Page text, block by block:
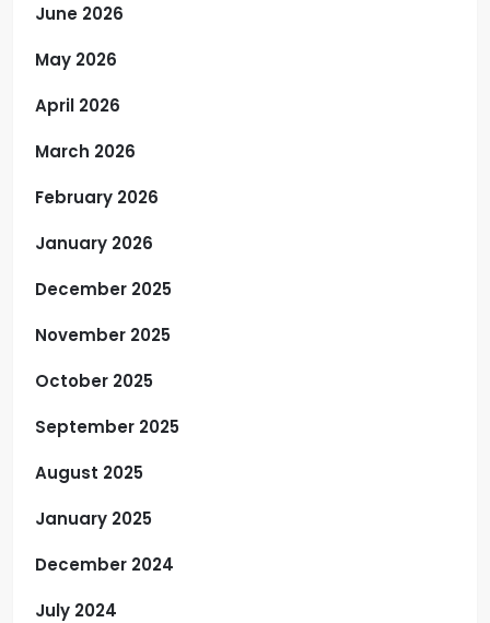
June 2026
May 2026
April 2026
March 2026
February 2026
January 2026
December 2025
November 2025
October 2025
September 2025
August 2025
January 2025
December 2024
July 2024